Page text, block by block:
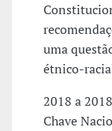
uma
étnico-
2018 a
Chave